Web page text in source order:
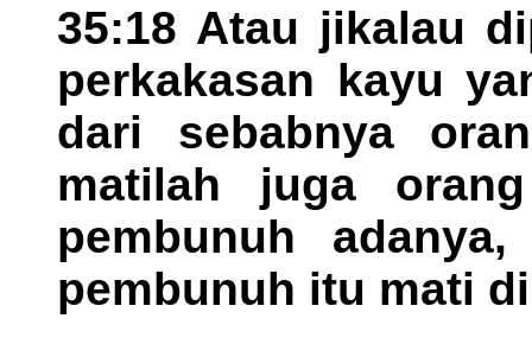
35:18 Atau jikalau
perkakasan kayu
dari sebabnya
matilah juga
pembunuh
pembunuh itu mati